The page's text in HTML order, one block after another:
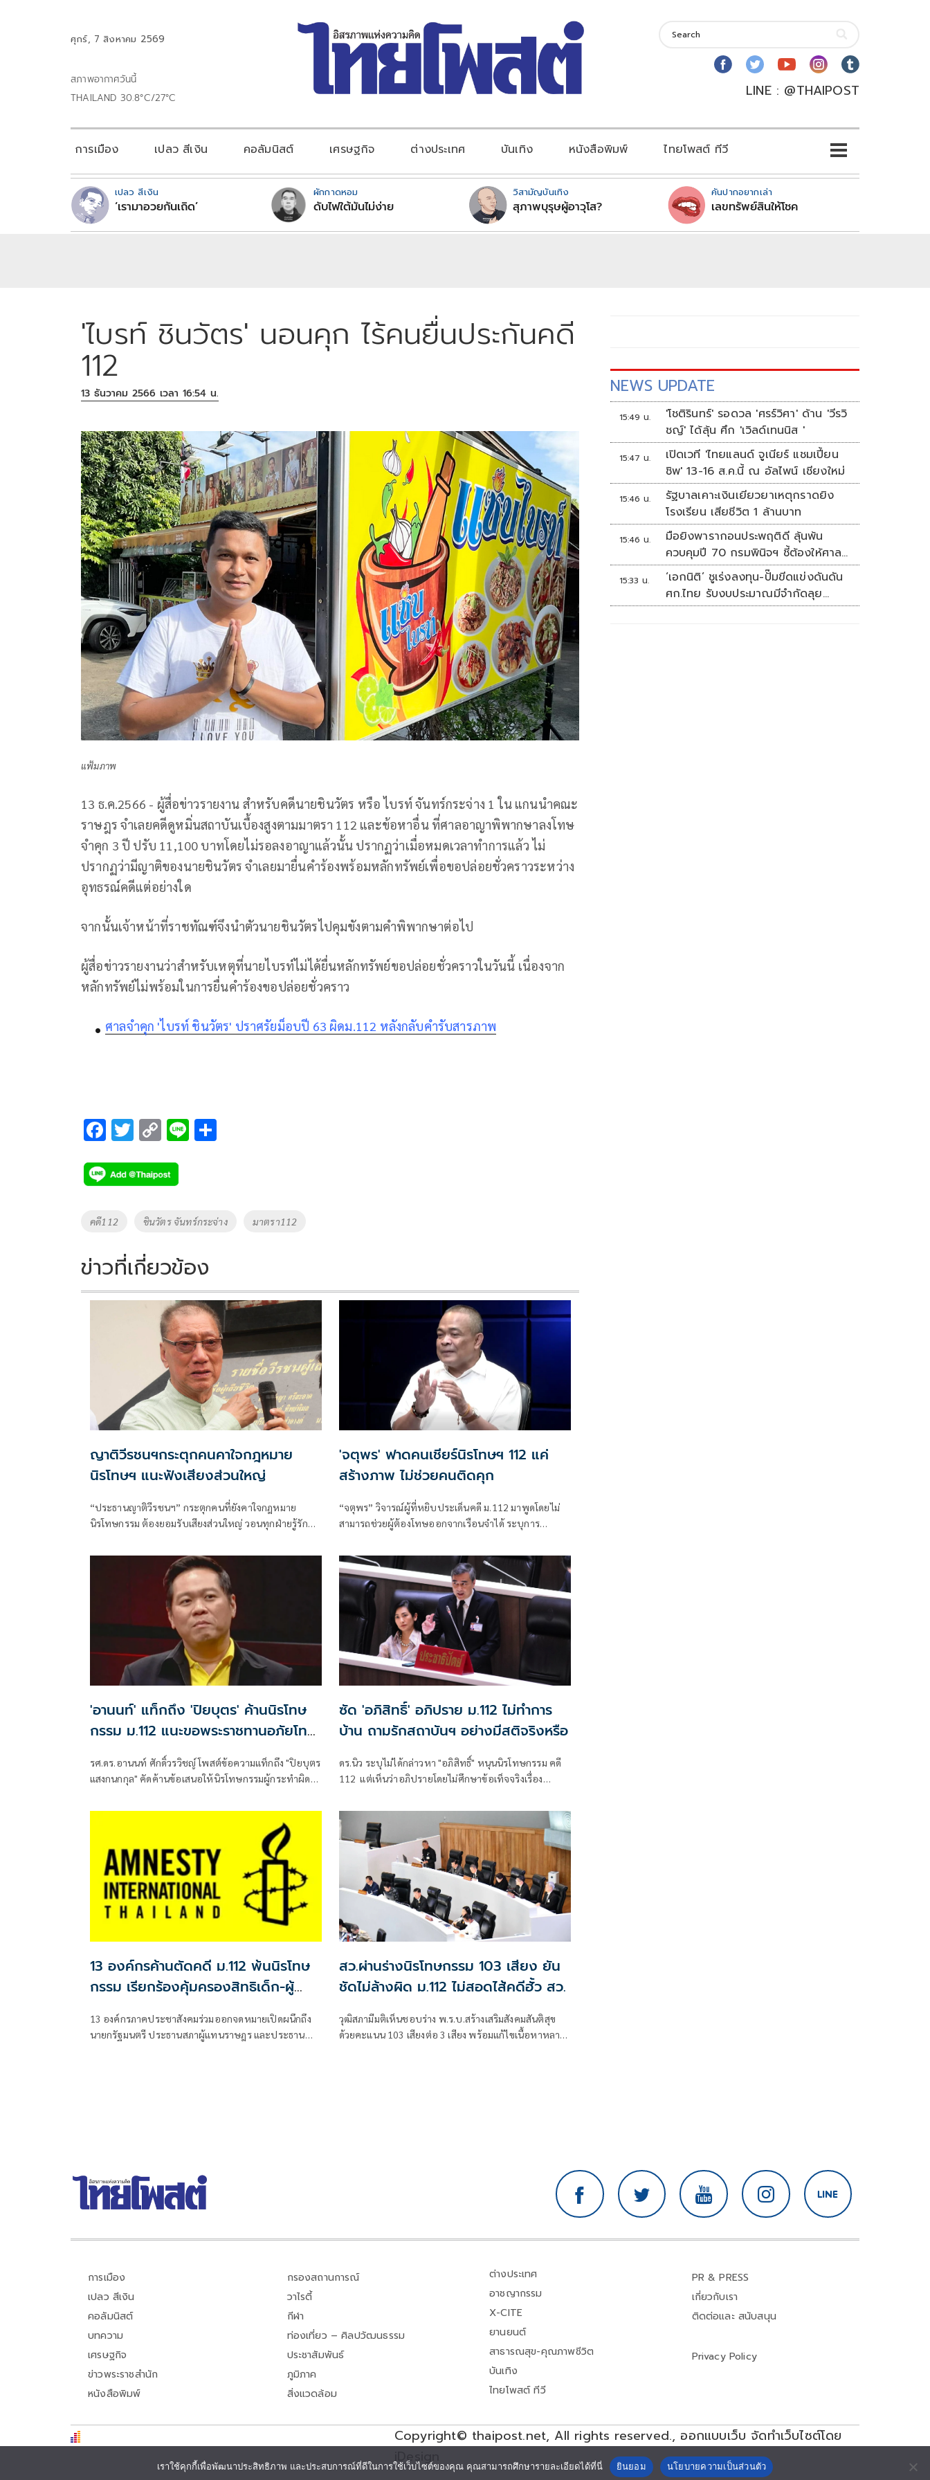
ศุกร์, 7 สิงหาคม 2569
สภาพอากาศวันนี้
THAILAND 30.8°C/27°C
LINE : @THAIPOST
การเมือง เปลว สีเงิน คอลัมนิสต์ เศรษฐกิจ ต่างประเทศ บันเทิง หนังสือพิมพ์ ไทยโพสต์ ทีวี
เปลว สีเงิน
‘เรามาอวยกันเถิด’
ผักกาดหอม
ดับไฟใต้มันไม่ง่าย
วิสามัญบันเทิง
สุภาพบุรุษผู้อาวุโส?
คันปากอยากเล่า
เลขทรัพย์สินให้โชค
'ไบรท์ ชินวัตร' นอนคุก ไร้คนยื่นประกันคดี
112
13 ธันวาคม 2566 เวลา 16:54 น.
แฟ้มภาพ
13 ธ.ค.2566 - ผู้สื่อข่าวรายงาน สำหรับคดีนายชินวัตร หรือ ไบรท์ จันทร์กระจ่าง 1 ใน แกนนำคณะ
ราษฎร จำเลยคดีดูหมิ่นสถาบันเบื้องสูงตามมาตรา 112 และข้อหาอื่น ที่ศาลอาญาพิพากษาลงโทษ
จำคุก 3 ปี ปรับ 11,100 บาทโดยไม่รอลงอาญาแล้วนั้น ปรากฏว่าเมื่อหมดเวลาทำการแล้ว ไม่
ปรากฏว่ามีญาติของนายชินวัตร จำเลยมายื่นคำร้องพร้อมหลักทรัพย์เพื่อขอปล่อยชั่วคราวระหว่าง
อุทธรณ์คดีแต่อย่างใด
จากนั้นเจ้าหน้าที่ราชทัณฑ์จึงนำตัวนายชินวัตรไปคุมขังตามคำพิพากษาต่อไป
ผู้สื่อข่าวรายงานว่าสำหรับเหตุที่นายไบรท์ไม่ได้ยื่นหลักทรัพย์ขอปล่อยชั่วคราวในวันนี้ เนื่องจาก
หลักทรัพย์ไม่พร้อมในการยื่นคำร้องขอปล่อยชั่วคราว
ศาลจำคุก 'ไบรท์ ชินวัตร' ปราศรัยม็อบปี 63 ผิดม.112 หลังกลับคำรับสารภาพ
F
e
b
o
k
T
tt
er
C
p
y
Li
k
Li
Tags
คดี112 ชินวัตร จันทร์กระจ่าง มาตรา112
ข่าวที่เกี่ยวข้อง
ญาติวีรชนฯกระตุกคนคาใจกฎหมาย
นิรโทษฯ แนะฟังเสียงส่วนใหญ่
“ประธานญาติวีรชนฯ” กระตุกคนที่ยังคาใจกฎหมาย
นิรโทษกรรม ต้องยอมรับเสียงส่วนใหญ่ วอนทุกฝ่ายรู้รัก
การ คดี ม.112 เป็น ”พระราชอำนาจ” ผู้ใดจะละเมิดมิได้
เผยผู้มีอายุต่ำกว่า 18 ปีส่วนใหญ่เข้าสู่กระบวนการฟื้นฟู
เกือบหมดแล้ว แนะคนที่โดนคดีม.112 ให้ขอพระราชทาน
อภัยโทษเป็นรายบุคคลได้
'จตุพร' ฟาดคนเชียร์นิรโทษฯ 112 แค่
สร้างภาพ ไม่ช่วยคนติดคุก
“จตุพร” วิจารณ์ผู้ที่หยิบประเด็นคดี ม.112 มาพูดโดยไม่
สามารถช่วยผู้ต้องโทษออกจากเรือนจำได้ ระบุการ
ช่องทางขอพระราชทานอภัยโทษเป็นทางเลือกที่มีโอกาส
มากที่สุด
'อานนท์' แท็กถึง 'ปิยบุตร' ค้านนิรโทษ
กรรม ม.112 แนะขอพระราชทานอภัยโทษ
รศ.ดร.อานนท์ ศักดิ์วรวิชญ์ โพสต์ข้อความแท็กถึง "ปิยบุตร
แสงกนกกุล" คัดค้านข้อเสนอให้นิรโทษกรรมผู้กระทำผิด
ซัด 'อภิสิทธิ์' อภิปราย ม.112 ไม่ทำการ
บ้าน ถามรักสถาบันฯ อย่างมีสติจริงหรือ
ดร.นิว ระบุไม่ได้กล่าวหา "อภิสิทธิ์" หนุนนิรโทษกรรม คดี
112 แต่เห็นว่าอภิปรายโดยไม่ศึกษาข้อเท็จจริงเรื่อง
13 องค์กรค้านตัดคดี ม.112 พ้นนิรโทษ
กรรม เรียกร้องคุ้มครองสิทธิเด็ก-ผู้
13 องค์กรภาคประชาสังคมร่วมออกจดหมายเปิดผนึกถึง
นายกรัฐมนตรี ประธานสภาผู้แทนราษฎร และประธาน
สว.ผ่านร่างนิรโทษกรรม 103 เสียง ยัน
ชัดไม่ล้างผิด ม.112 ไม่สอดไส้คดีฮั้ว สว.
วุฒิสภามีมติเห็นชอบร่าง พ.ร.บ.สร้างเสริมสังคมสันติสุข
ด้วยคะแนน 103 เสียงต่อ 3 เสียง พร้อมแก้ไขเนื้อหาหลาย
NEWS UPDATE
15:49 น.
'โชติรินทร์' รอดวล 'ศรร์วิศา' ด้าน 'วีรวิ
ชญ์' ได้ลุ้น ศึก 'เวิลด์เทนนิส '
15:47 น.
เปิดเวที 'ไทยแลนด์ จูเนียร์ แชมเปี้ยน
ชิพ' 13-16 ส.ค.นี้ ณ อัลไพน์ เชียงใหม่
15:46 น.
รัฐบาลเคาะเงินเยียวยาเหตุกราดยิง
โรงเรียน เสียชีวิต 1 ล้านบาท
15:46 น.
มือยิงพารากอนประพฤติดี ลุ้นพ้น
ควบคุมปี 70 กรมพินิจฯ ชี้ต้องให้ศาล
ตัดสิน
15:33 น.
‘เอกนิติ’ ชูเร่งลงทุน-ปั๊มขีดแข่งดันดัน
ศก.ไทย รับงบประมาณมีจำกัดลุย
งัด5Tปูพรมโตยาว
การเมือง
เปลว สีเงิน
คอลัมนิสต์
บทความ
เศรษฐกิจ
ข่าวพระราชสำนัก
หนังสือพิมพ์
กรองสถานการณ์
วาไรตี้
กีฬา
ท่องเที่ยว – ศิลปวัฒนธรรม
ประชาสัมพันธ์
ภูมิภาค
สิ่งแวดล้อม
ต่างประเทศ
อาชญากรรม
X-CITE
ยานยนต์
สาธารณสุข-คุณภาพชีวิต
บันเทิง
ไทยโพสต์ ทีวี
PR & PRESS
เกี่ยวกับเรา
ติดต่อและ สนับสนุน
Privacy Policy
Copyright© thaipost.net, All rights reserved., ออกแบบเว็บ จัดทำเว็บไซต์โดย
iDesign
เราใช้คุกกี้เพื่อพัฒนาประสิทธิภาพ และประสบการณ์ที่ดีในการใช้เว็บไซต์ของคุณ คุณสามารถศึกษารายละเอียดได้ที่นี่ ยินยอม นโยบายความเป็นส่วนตัว